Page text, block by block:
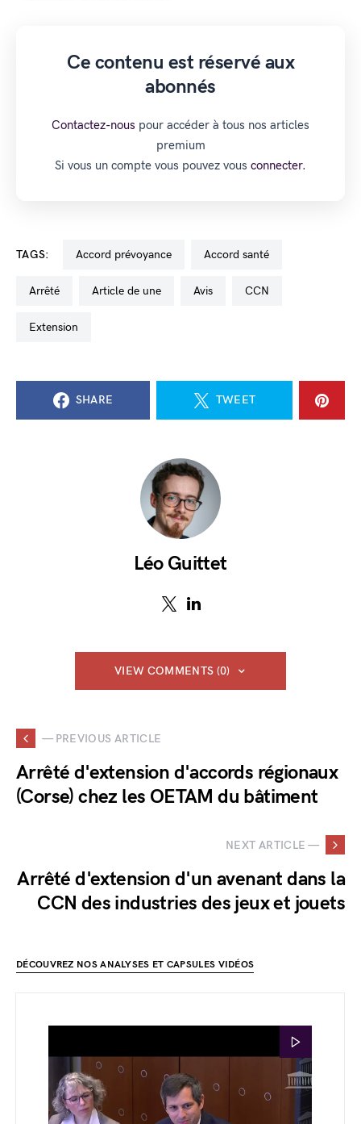
Ce contenu est réservé aux
abonnés
Contactez-nous pour accéder à tous nos articles
premium
Si vous un compte vous pouvez vous connecter.
TAGS: accord prévoyance accord santé
arrêté Article de une avis CCN
extension
SHARE TWEET
Léo Guittet
VIEW COMMENTS (0)
— PREVIOUS ARTICLE
Arrêté d'extension d'accords régionaux
(Corse) chez les OETAM du bâtiment
NEXT ARTICLE —
Arrêté d'extension d'un avenant dans la
CCN des industries des jeux et jouets
DÉCOUVREZ NOS ANALYSES ET CAPSULES VIDÉOS